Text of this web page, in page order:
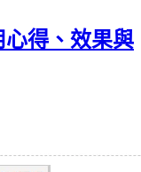
得、效果與